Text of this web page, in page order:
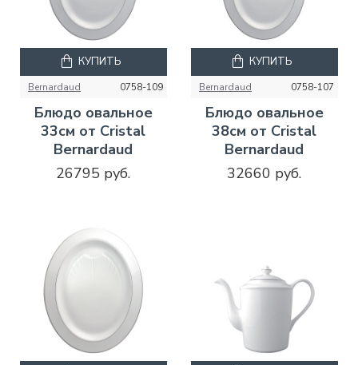
Bernardaud 0758-109
Блюдо овальное
33см от Cristal
Bernardaud
26795 руб.
КУПИТЬ
Bernardaud 0758-107
Блюдо овальное
38см от Cristal
Bernardaud
32660 руб.
КУПИТЬ